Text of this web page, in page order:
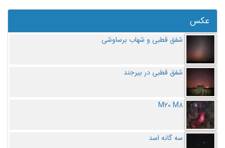
عکس
شفق قطبی و شهاب برساوشی
شفق قطبی در بیرجند
M20 M8
سه گانه اسد